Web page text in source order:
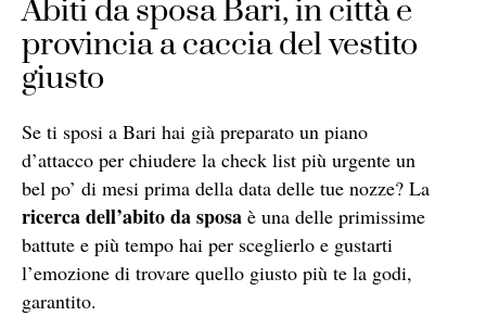
Abiti da sposa Bari, in città e
provincia a caccia del vestito
giusto
Se ti sposi a Bari hai già preparato un piano
d’attacco per chiudere la check list più urgente un
bel po’ di mesi prima della data delle tue nozze? La
ricerca dell’abito da sposa è una delle primissime
battute e più tempo hai per sceglierlo e gustarti
l’emozione di trovare quello giusto più te la godi,
garantito.